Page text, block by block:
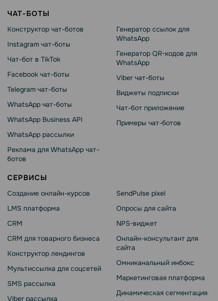
ЧАТ-БОТЫ
Конструктор чат-ботов
Instagram чат-боты
Чат-бот в TikTok
Facebook чат-боты
Telegram чат-боты
WhatsApp чат-боты
WhatsApp Business API
WhatsApp рассылки
Реклама для WhatsApp чат-
ботов
Генератор ссылок для
WhatsApp
Генератор QR-кодов для
WhatsApp
Viber чат-боты
Виджеты подписки
Чат-бот приложение
Примеры чат-ботов
СЕРВИСЫ
Создание онлайн-курсов
LMS платформа
CRM
CRM для товарного бизнеса
Конструктор лендингов
Мультиссылка для соцсетей
SMS рассылка
Viber рассылка
SendPulse pixel
Опросы для сайта
NPS-виджет
Онлайн-консультант для
сайта
Омниканальный инбокс
Маркетинговая платформа
Динамическая сегментация